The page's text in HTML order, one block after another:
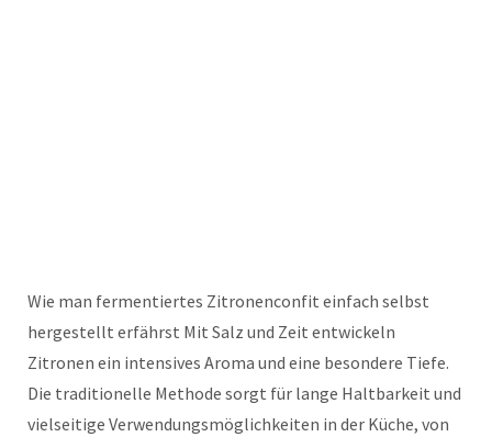
Wie man fermentiertes Zitronenconfit einfach selbst
hergestellt erfährst Mit Salz und Zeit entwickeln
Zitronen ein intensives Aroma und eine besondere Tiefe.
Die traditionelle Methode sorgt für lange Haltbarkeit und
vielseitige Verwendungsmöglichkeiten in der Küche, von